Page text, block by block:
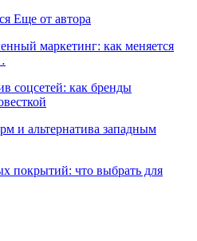
Еще от автора
маркетинг: как меняется
соцсетей: как бренды
и альтернатива западным
покрытий: что выбрать для